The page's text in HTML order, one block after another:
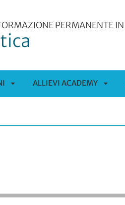
PERMANENTE IN
ALLIEVI ACADEMY